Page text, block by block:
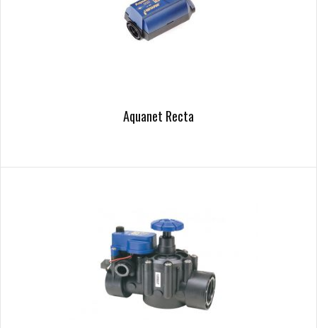
Aquanet Recta